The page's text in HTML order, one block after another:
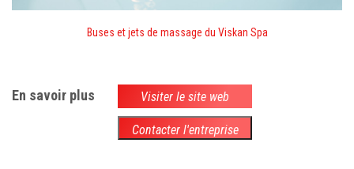
Buses et jets de massage du Viskan Spa
En savoir plus Visiter le site web
Contacter l'entreprise